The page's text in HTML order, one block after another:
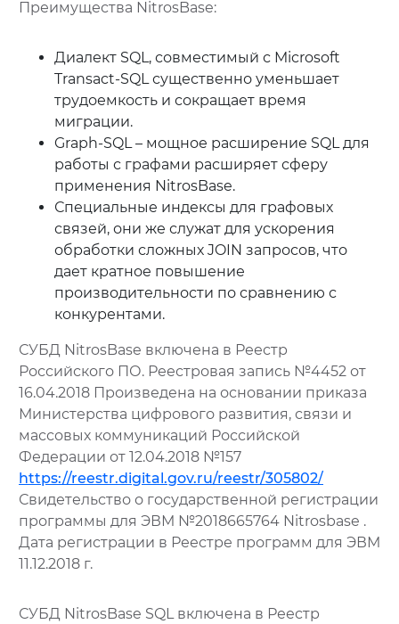
Преимущества NitrosBase:
Диалект SQL, совместимый с Microsoft
Transact-SQL существенно уменьшает
трудоемкость и сокращает время
миграции.
Graph-SQL – мощное расширение SQL для
работы с графами расширяет сферу
применения NitrosBase.
Специальные индексы для графовых
связей, они же служат для ускорения
обработки сложных JOIN запросов, что
дает кратное повышение
производительности по сравнению с
конкурентами.
СУБД NitrosBase включена в Реестр
Российского ПО. Реестровая запись №4452 от
16.04.2018 Произведена на основании приказа
Министерства цифрового развития, связи и
массовых коммуникаций Российской
Федерации от 12.04.2018 №157
https://reestr.digital.gov.ru/reestr/305802/
Свидетельство о государственной регистрации
программы для ЭВМ №2018665764 Nitrosbase .
Дата регистрации в Реестре программ для ЭВМ
11.12.2018 г.
СУБД NitrosBase SQL включена в Реестр